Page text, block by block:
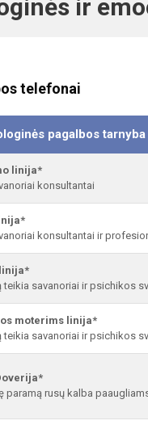
ir
telefonai
pagalbos tarnyba
linija*
konsultantai
konsultantai ir
teikia savanoriai ir psichikos
moterims linija*
teikia savanoriai ir psichikos
paramą rusų kalba